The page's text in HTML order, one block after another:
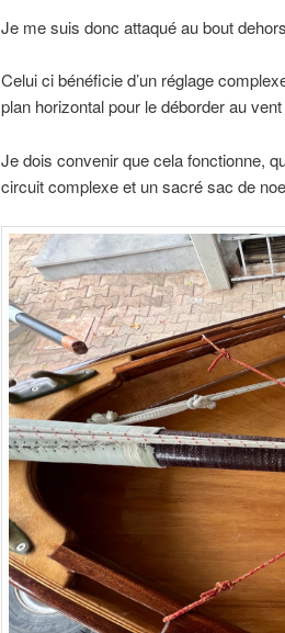
Je me suis donc attaqué au bout
Celui ci bénéficie d’un réglage
plan horizontal pour le déborder au
Je dois convenir que cela fonctionne,
circuit complexe et un sacré sac de